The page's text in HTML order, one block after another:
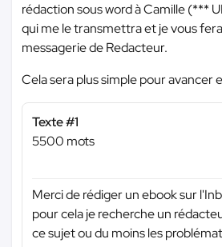
rédaction sous word à Camille (***
qui me le transmettra et je vous
messagerie de Redacteur.
Cela sera plus simple pour avancer
Texte #1
5500 mots
Merci de rédiger un ebook sur
pour cela je recherche un
ce sujet ou du moins les